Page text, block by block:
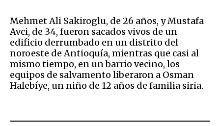
Mehmet Ali Sakiroglu, de 26 años, y Mustafa
Avci, de 34, fueron sacados vivos de un
edificio derrumbado en un distrito del
noroeste de Antioquía, mientras que casi al
mismo tiempo, en un barrio vecino, los
equipos de salvamento liberaron a Osman
Halebíye, un niño de 12 años de familia siria.